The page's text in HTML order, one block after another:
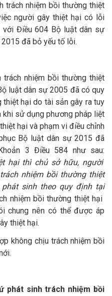
trách nhiệm bồi thường thiệt
người gây thiệt hại có lỗi
với Điều 604 Bộ luật dân sự
đã bỏ yếu tố lỗi.
nhiệm bồi thường thiệt
luật dân sự 2005 đã có quy
hại do tài sản gây ra tuy
khi sử dụng phương pháp liệt
hại và phạm vi điều chỉnh
Bộ luật dân sự 2015 đã
3 Điều 584 như sau:
hại thì chủ sở hữu, người
nhiệm bồi thường thiệt
sinh theo quy định tại
nhiệm bồi thường thiệt hại
chung nên có thể được áp
thiệt hại.
không chịu trách nhiệm bồi
phát sinh trách nhiệm bồi